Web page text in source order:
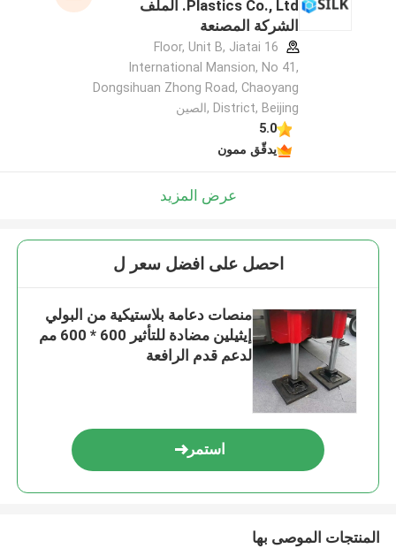
Plastics Co., Ltd. الملف
الشركة المصنعة
16 Floor, Unit B, Jiatai
International Mansion, No 41,
Dongsihuan Zhong Road, Chaoyang
District, Beijing ,الصين
5.0
يدقّق ممون
عرض المزيد
احصل على افضل سعر ل
منصات دعامة بلاستيكية من البولي
إيثيلين مضادة للتأثير 600 * 600 مم
لدعم قدم الرافعة
استمر
المنتجات الموصى بها